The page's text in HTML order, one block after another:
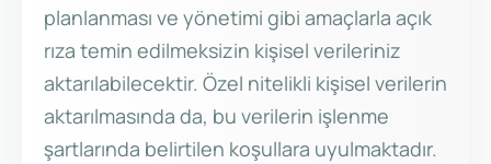
planlanması ve yönetimi gibi amaçlarla açık
rıza temin edilmeksizin kişisel verileriniz
aktarılabilecektir. Özel nitelikli kişisel verilerin
aktarılmasında da, bu verilerin işlenme
şartlarında belirtilen koşullara uyulmaktadır.